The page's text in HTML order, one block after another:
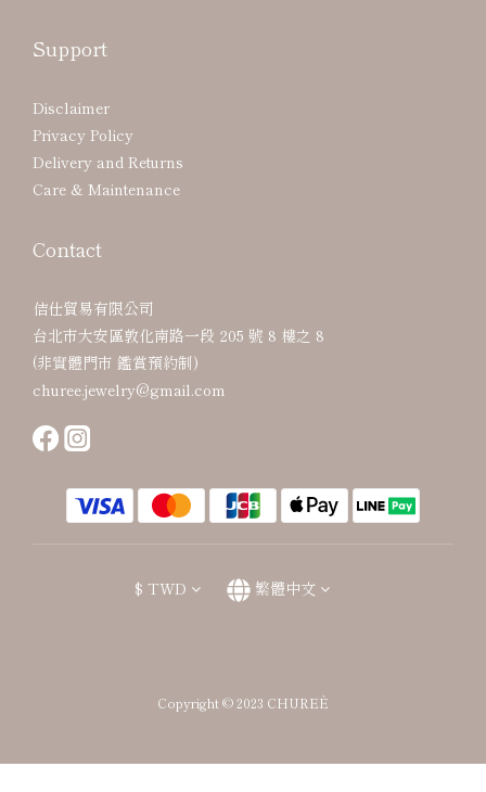
Support
Disclaimer
Privacy Policy
Delivery and Returns
Care & Maintenance
Contact
佶仕貿易有限公司
台北市大安區敦化南路一段 205 號 8 樓之 8
(非實體門市 鑑賞預約制)
churee.jewelry@gmail.com
$ TWD 繁體中文
Copyright © 2023 CHUREÈ